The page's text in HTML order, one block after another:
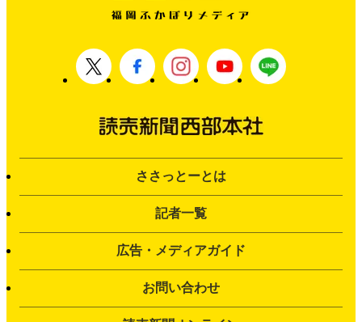
ささっとーとは
記者一覧
広告・メディアガイド
お問い合わせ